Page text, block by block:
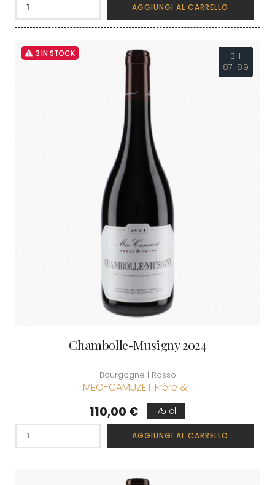
AGGIUNGI AL CARRELLO
3 IN STOCK
BH
87-89
Chambolle-Musigny 2024
Bourgogne | Rosso
MEO-CAMUZET Frère &...
Prezzo
110,00 € 75 cl
AGGIUNGI AL CARRELLO